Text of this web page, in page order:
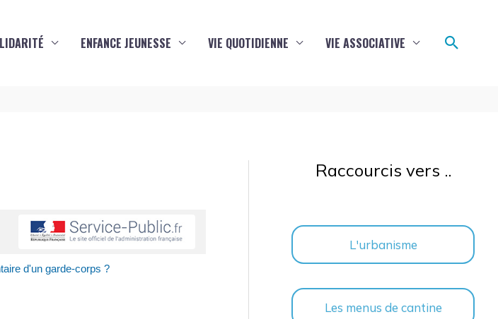
ENFANCE JEUNESSE VIE QUOTIDIENNE VIE ASSOCIATIVE
d'un garde-corps ?
Raccourcis vers ..
L'urbanisme
Les menus de cantine